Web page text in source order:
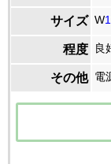
サイズ W
程度 良
その他 電